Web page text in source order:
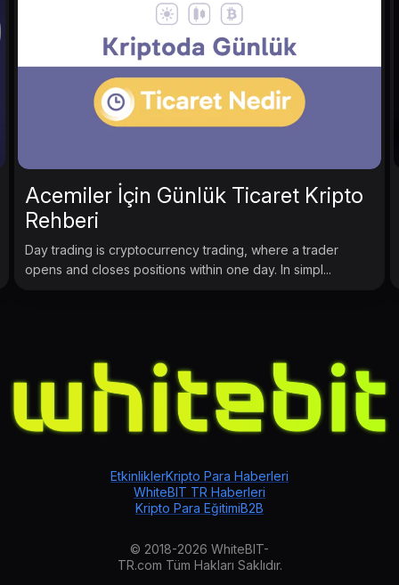
Acemiler İçin Günlük Ticaret Kripto
Rehberi
Day trading is cryptocurrency trading, where a trader
opens and closes positions within one day. In simpl...
EtkinliklerKripto Para Haberleri
WhiteBIT TR Haberleri
Kripto Para EğitimiB2B
© 2018-2026 WhiteBIT-
TR.com Tüm Hakları Saklıdır.